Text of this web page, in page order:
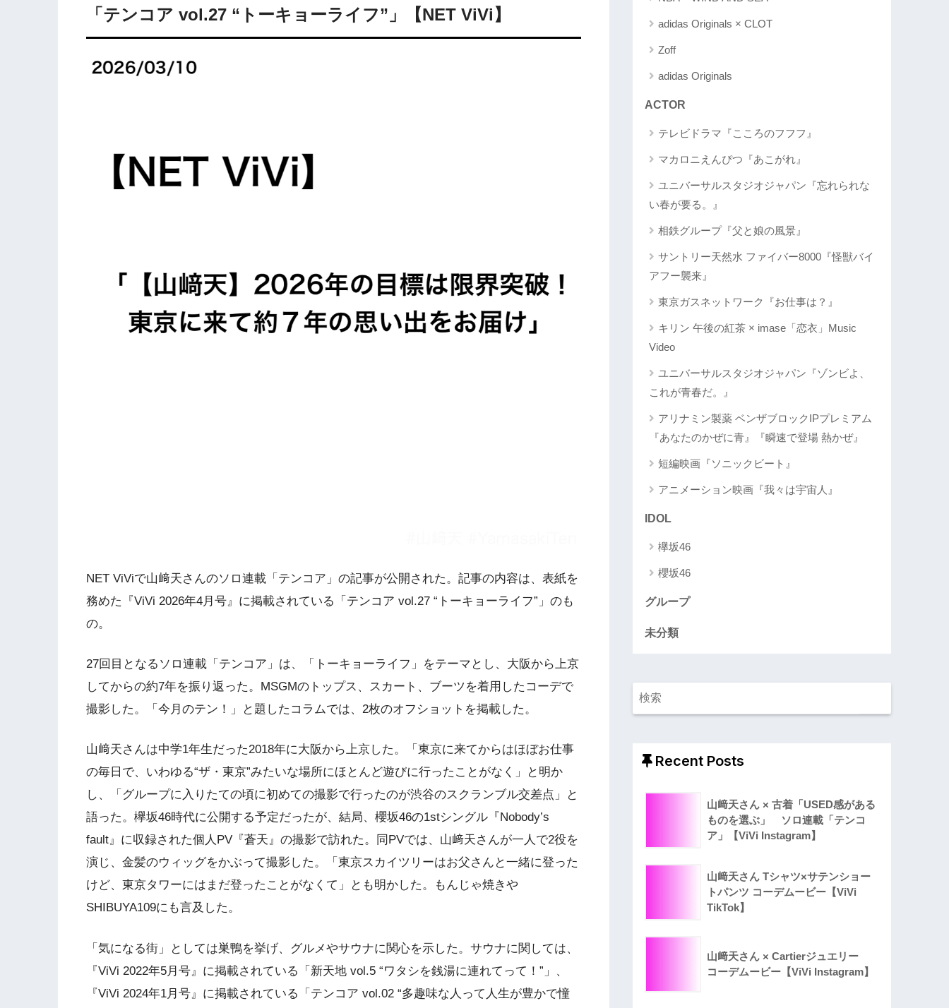
「テンコア vol.27 “トーキョーライフ”」【NET ViVi】
NET ViViで山﨑天さんのソロ連載「テンコア」の記事が公開された。記事の内容は、表紙を
務めた『ViVi 2026年4月号』に掲載されている「テンコア vol.27 “トーキョーライフ”」のも
の。
27回目となるソロ連載「テンコア」は、「トーキョーライフ」をテーマとし、大阪から上京
してからの約7年を振り返った。MSGMのトップス、スカート、ブーツを着用したコーデで
撮影した。「今月のテン！」と題したコラムでは、2枚のオフショットを掲載した。
山﨑天さんは中学1年生だった2018年に大阪から上京した。「東京に来てからはほぼお仕事
の毎日で、いわゆる“ザ・東京”みたいな場所にほとんど遊びに行ったことがなく」と明か
し、「グループに入りたての頃に初めての撮影で行ったのが渋谷のスクランブル交差点」と
語った。欅坂46時代に公開する予定だったが、結局、櫻坂46の1stシングル『Nobody’s
fault』に収録された個人PV『蒼天』の撮影で訪れた。同PVでは、山﨑天さんが一人で2役を
演じ、金髪のウィッグをかぶって撮影した。「東京スカイツリーはお父さんと一緒に登った
けど、東京タワーにはまだ登ったことがなくて」とも明かした。もんじゃ焼きや
SHIBUYA109にも言及した。
「気になる街」としては巣鴨を挙げ、グルメやサウナに関心を示した。サウナに関しては、
『ViVi 2022年5月号』に掲載されている「新天地 vol.5 “ワタシを銭湯に連れてって！”」、
『ViVi 2024年1月号』に掲載されている「テンコア vol.02 “多趣味な人って人生が豊かで憧
adidas Originals × CLOT
Zoff
adidas Originals
ACTOR
テレビドラマ『こころのフフフ』
マカロニえんぴつ『あこがれ』
ユニバーサルスタジオジャパン『忘れられな
い春が要る。』
相鉄グループ『父と娘の風景』
サントリー天然水 ファイバー8000『怪獣バイ
アフー襲来』
東京ガスネットワーク『お仕事は？』
キリン 午後の紅茶 × imase「恋衣」Music
Video
ユニバーサルスタジオジャパン『ゾンビよ、
これが青春だ。』
アリナミン製薬 ベンザブロックIPプレミアム
『あなたのかぜに青』『瞬速で登場 熱かぜ』
短編映画『ソニックビート』
アニメーション映画『我々は宇宙人』
IDOL
欅坂46
櫻坂46
グループ
未分類
Recent Posts
山﨑天さん × 古着「USED感がある
ものを選ぶ」 ソロ連載「テンコ
ア」【ViVi Instagram】
山﨑天さん Tシャツ×サテンショー
トパンツ コーデムービー【ViVi
TikTok】
山﨑天さん × Cartierジュエリー
コーデムービー【ViVi Instagram】